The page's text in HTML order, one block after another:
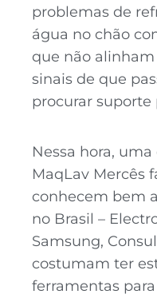
problemas de
água no chão
que não
sinais de que
procurar suporte
Nessa hora,
MaqLav Mercês
conhecem bem
no Brasil –
Samsung,
costumam ter
ferramentas